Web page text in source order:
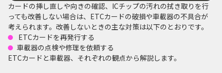
カードの挿し直しや向きの確認、ICチップの汚れの拭き取りを行
っても改善しない場合は、ETCカードの破損や車載器の不具合が
考えられます。改善しないときの主な対策は以下のとおりです。
ETCカードを再発行する
車載器の点検や修理を依頼する
ETCカードと車載器、それぞれの観点から解説します。